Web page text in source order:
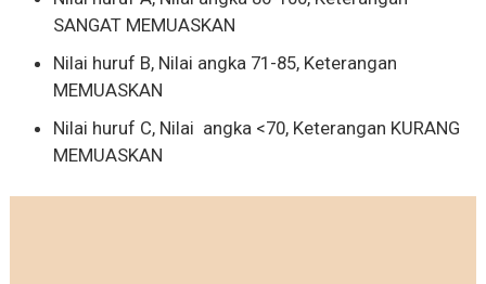
SANGAT MEMUASKAN
Nilai huruf B, Nilai angka 71-85, Keterangan
MEMUASKAN
Nilai huruf C, Nilai angka <70, Keterangan KURANG
MEMUASKAN